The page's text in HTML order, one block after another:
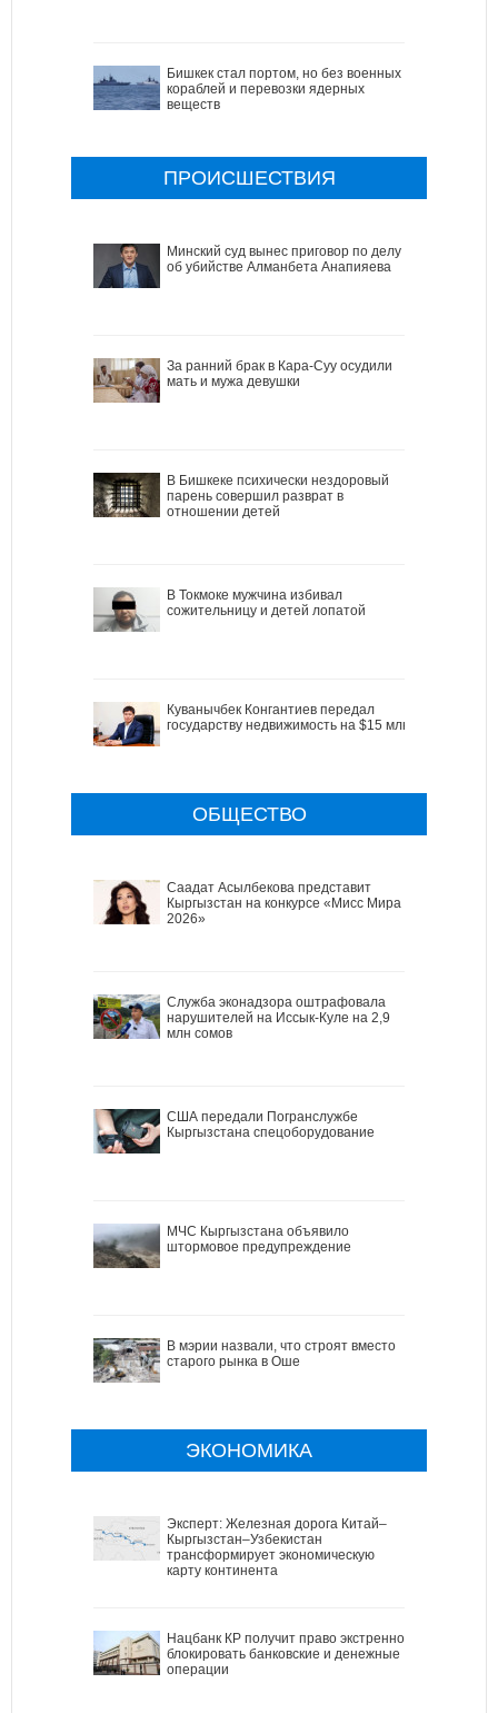
Бишкек стал портом, но без военных
кораблей и перевозки ядерных
веществ
ПРОИСШЕСТВИЯ
Минский суд вынес приговор по делу
об убийстве Алманбета Анапияева
За ранний брак в Кара-Суу осудили
мать и мужа девушки
В Бишкеке психически нездоровый
парень совершил разврат в
отношении детей
В Токмоке мужчина избивал
сожительницу и детей лопатой
Куванычбек Конгантиев передал
государству недвижимость на $15 млн
ОБЩЕСТВО
Саадат Асылбекова представит
Кыргызстан на конкурсе «Мисс Мира
2026»
Служба эконадзора оштрафовала
нарушителей на Иссык-Куле на 2,9
млн сомов
США передали Погранслужбе
Кыргызстана спецоборудование
МЧС Кыргызстана объявило
штормовое предупреждение
В мэрии назвали, что строят вместо
старого рынка в Оше
ЭКОНОМИКА
Эксперт: Железная дорога Китай–
Кыргызстан–Узбекистан
трансформирует экономическую
карту континента
Нацбанк КР получит право экстренно
блокировать банковские и денежные
операции